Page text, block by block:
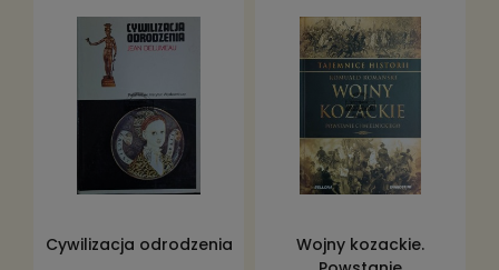
Cywilizacja odrodzenia
Wojny kozackie.